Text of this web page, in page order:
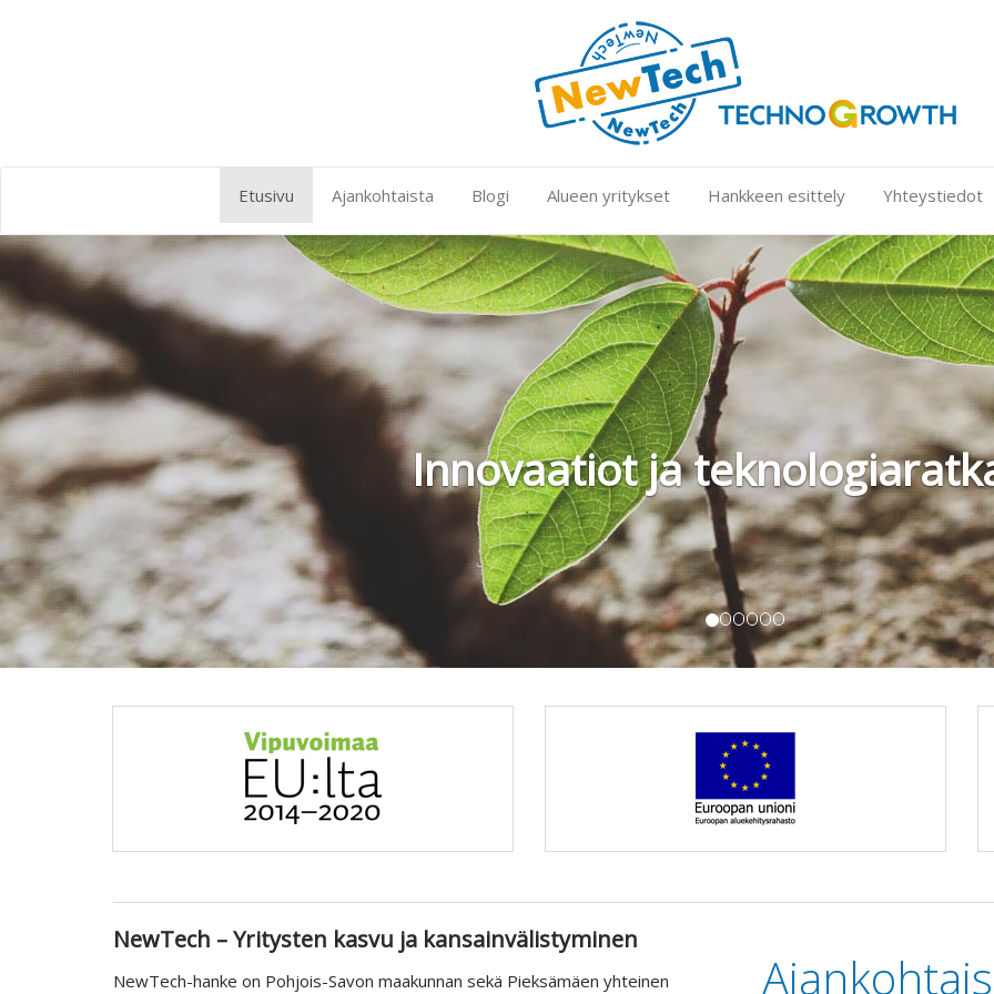
Etusivu Ajankohtaista Blogi Alueen yritykset Hankkeen esittely Yhteystiedot
NewTech – Yritysten kasvu ja kansainvälistyminen
NewTech-hanke on Pohjois-Savon maakunnan sekä Pieksämäen yhteinen